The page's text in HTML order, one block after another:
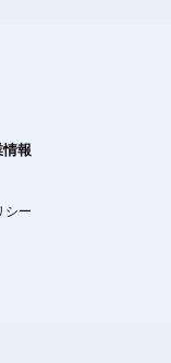
報
シー